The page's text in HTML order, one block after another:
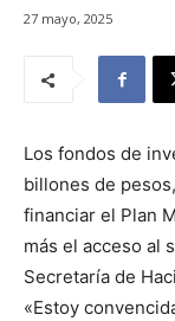
27 mayo, 2025
Los fondos de
billones de
financiar el Plan
más el acceso al
Secretaría de
«Estoy